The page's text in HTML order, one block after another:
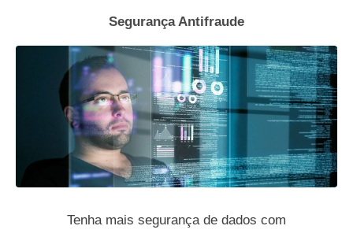
Segurança Antifraude
Tenha mais segurança de dados com